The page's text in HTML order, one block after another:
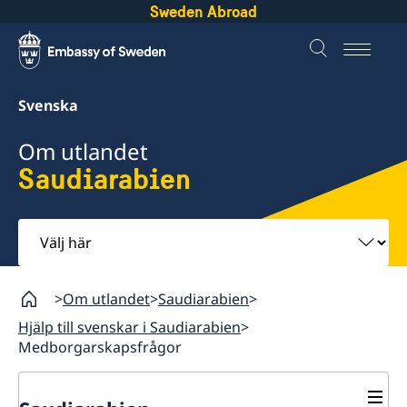
Sweden Abroad
Svenska
Om utlandet
Saudiarabien
Välj
här
Om utlandet Saudiarabien
Hjälp till svenskar i Saudiarabien
Medborgarskapsfrågor